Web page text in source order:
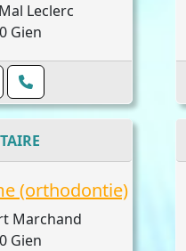
Leclerc
Gien
(orthodontie)
Marchand
Gien